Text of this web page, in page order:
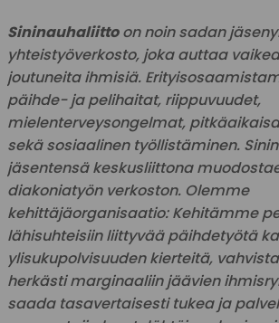
Sininauhaliittoon noin sadan
yhteistyöverkosto, joka auttaa
joutuneita ihmisiä.
päihde- ja pelihaitat, riippuvuudet,
mielenterveysongelmat,
sekä sosiaalinen työllistäminen.
jäsentensä keskusliittona
diakoniatyön verkoston. Olemme
kehittäjäorganisaatio: Kehitämme
lähisuhteisiin liittyvää päihdetyötä
ylisukupolvisuuden kierteitä,
herkästi marginaaliin jäävien
saada tasavertaisesti tukea ja